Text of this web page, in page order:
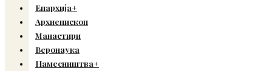
Епархија+
Архиепископ
Манастири
Веронаука
Намесништва+